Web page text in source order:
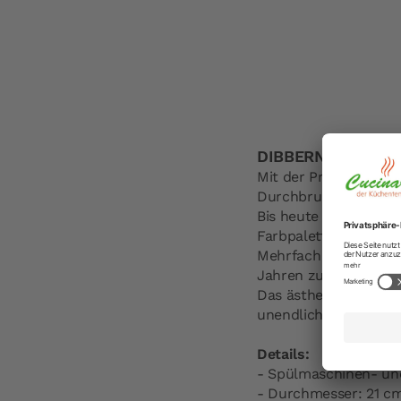
DIBBERN
Mit der Produktion
Durchbruch.
Bis heute ist
Farbpalette –
Mehrfach prämiert
Jahren zu den
Das ästhetisch-
unendliche
Details:
- Spülmaschinen-
- Durchmesser: 21